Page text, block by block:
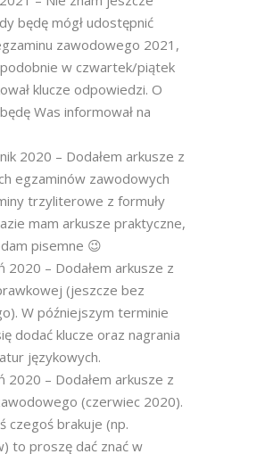
będę mógł udostępnić
zawodowego 2021,
w czwartek/piątek
klucze odpowiedzi. O
Was informował na
2020 – Dodałem arkusze z
egzaminów zawodowych
trzyliterowe z formuły
mam arkusze praktyczne,
pisemne 😉
2020 – Dodałem arkusze z
(jeszcze bez
W późniejszym terminie
dodać klucze oraz nagrania
językowych.
2020 – Dodałem arkusze z
(czerwiec 2020).
czegoś brakuje (np.
to proszę dać znać w